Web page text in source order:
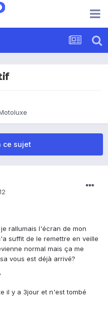
ce sujet
rallumais l'écran de mon
suffit de le remettre en veille
normal mais ça me
vous est déjà arrivé?
il y a 3jour et n'est tombé